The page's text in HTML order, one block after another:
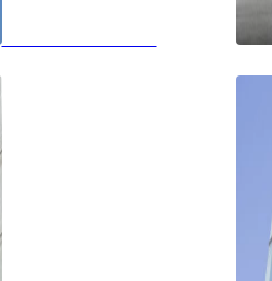
Glazen balustrades